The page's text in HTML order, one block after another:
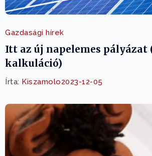
Gazdasági hírek
Itt az új napelemes pályázat
kalkuláció)
Írta: Kiszamolo2023-12-05